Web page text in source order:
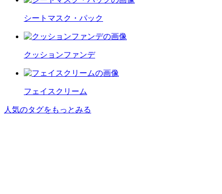
シートマスク・パック
クッションファンデ
フェイスクリーム
人気のタグをもっとみる